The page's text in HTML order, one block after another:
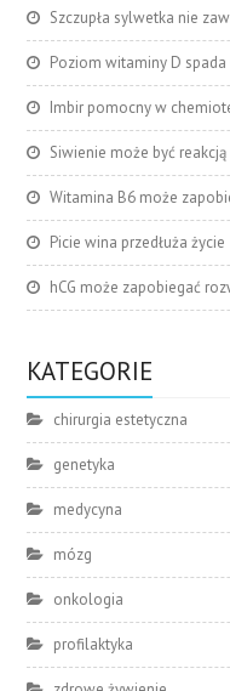
Szczupła sylwetka nie
Poziom witaminy D
Imbir pomocny w
Siwienie może być
Witamina B6 może
Picie wina przedłuża życie
hCG może zapobiegać
KATEGORIE
chirurgia estetyczna
genetyka
medycyna
mózg
onkologia
profilaktyka